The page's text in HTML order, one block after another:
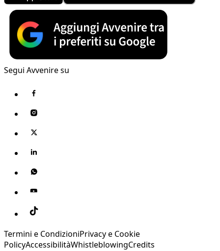
Segui Avvenire su
Termini e CondizioniPrivacy e Cookie
PolicyAccessibilitàWhistleblowingCredits